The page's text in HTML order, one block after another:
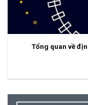
Tổng quan về